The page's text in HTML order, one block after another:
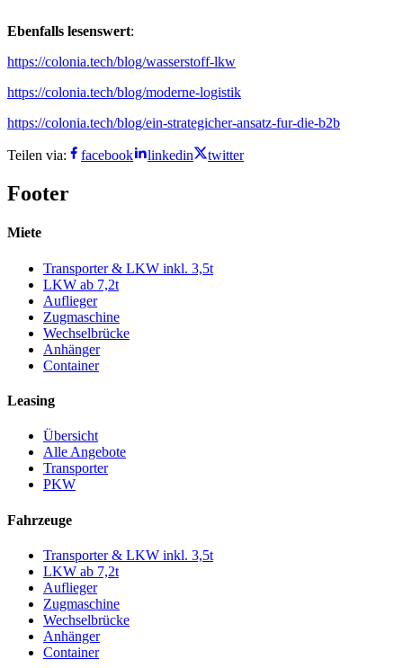
Ebenfalls lesenswert:
https://colonia.tech/blog/wasserstoff-lkw
https://colonia.tech/blog/moderne-logistik
https://colonia.tech/blog/ein-strategicher-ansatz-fur-die-b2b
Teilen via: facebook linkedin twitter
Footer
Miete
Transporter & LKW inkl. 3,5t
LKW ab 7,2t
Auflieger
Zugmaschine
Wechselbrücke
Anhänger
Container
Leasing
Übersicht
Alle Angebote
Transporter
PKW
Fahrzeuge
Transporter & LKW inkl. 3,5t
LKW ab 7,2t
Auflieger
Zugmaschine
Wechselbrücke
Anhänger
Container